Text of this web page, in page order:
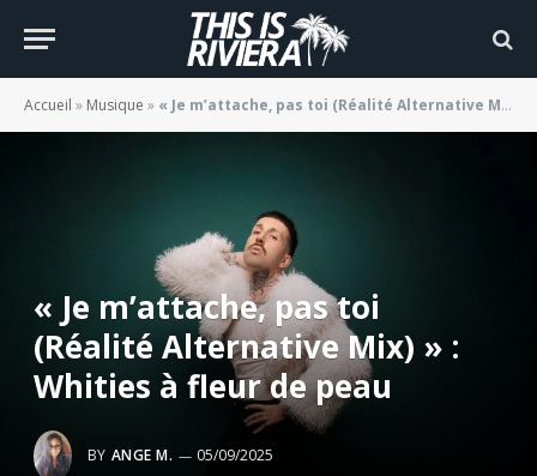
Accueil » Musique » « Je m’attache, pas toi (Réalité Alternative Mix) » : Whities à fleur de peau
« Je m’attache, pas toi
(Réalité Alternative Mix) » :
Whities à fleur de peau
BY ANGE M. 05/09/2025